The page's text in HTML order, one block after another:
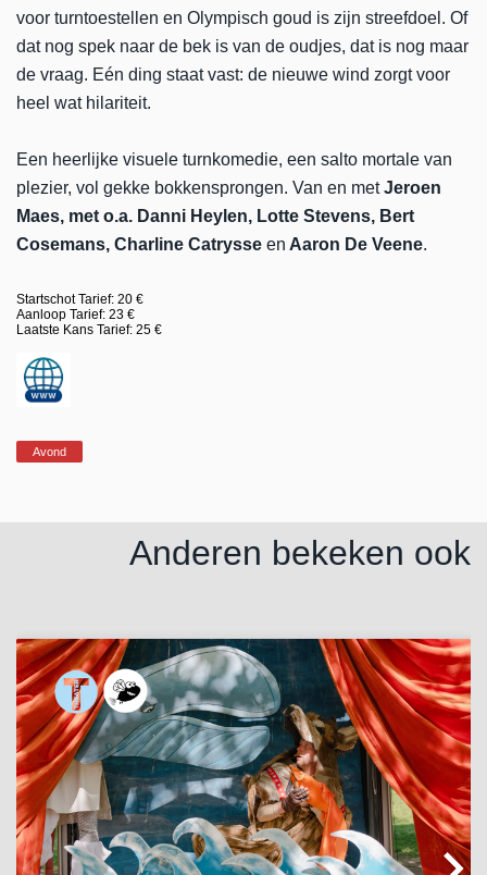
voor turntoestellen en Olympisch goud is zijn streefdoel. Of
dat nog spek naar de bek is van de oudjes, dat is nog maar
de vraag. Eén ding staat vast: de nieuwe wind zorgt voor
heel wat hilariteit.
Een heerlijke visuele turnkomedie, een salto mortale van
plezier, vol gekke bokkensprongen. Van en metJeroen
Maes, met o.a. Danni Heylen, Lotte Stevens, Bert
Cosemans, Charline Catrysse en Aaron De Veene.
Startschot Tarief: 20 €
Aanloop Tarief: 23 €
Laatste Kans Tarief: 25 €
Avond
Anderen bekeken ook